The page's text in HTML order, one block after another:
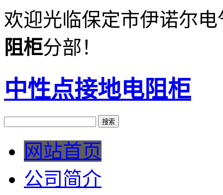
欢迎光临保定市伊诺尔
阻柜分部！
中性点接地电阻柜
网站首页
公司简介